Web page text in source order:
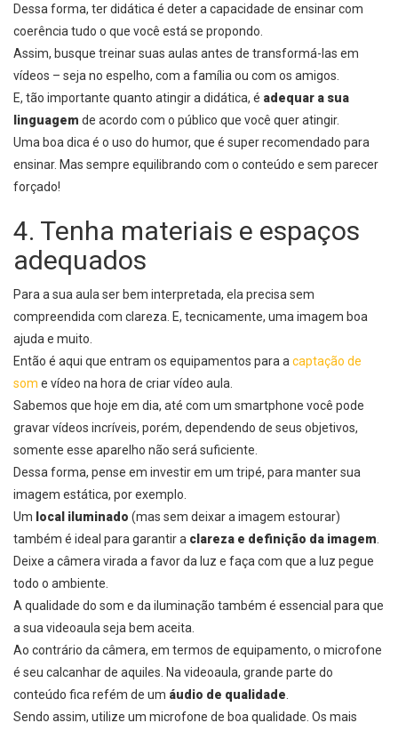
Dessa forma, ter didática é deter a capacidade de ensinar com
coerência tudo o que você está se propondo.
Assim, busque treinar suas aulas antes de transformá-las em
vídeos – seja no espelho, com a família ou com os amigos.
E, tão importante quanto atingir a didática, é adequar a sua
linguagem de acordo com o público que você quer atingir.
Uma boa dica é o uso do humor, que é super recomendado para
ensinar. Mas sempre equilibrando com o conteúdo e sem parecer
forçado!
4. Tenha materiais e espaços
adequados
Para a sua aula ser bem interpretada, ela precisa sem
compreendida com clareza. E, tecnicamente, uma imagem boa
ajuda e muito.
Então é aqui que entram os equipamentos para acaptação de
som e vídeo na hora de criar vídeo aula.
Sabemos que hoje em dia, até com um smartphone você pode
gravar vídeos incríveis, porém, dependendo de seus objetivos,
somente esse aparelho não será suficiente.
Dessa forma, pense em investir em um tripé, para manter sua
imagem estática, por exemplo.
Um local iluminado (mas sem deixar a imagem estourar)
também é ideal para garantir a clareza e definição da imagem.
Deixe a câmera virada a favor da luz e faça com que a luz pegue
todo o ambiente.
A qualidade do som e da iluminação também é essencial para que
a sua videoaula seja bem aceita.
Ao contrário da câmera, em termos de equipamento, o microfone
é seu calcanhar de aquiles. Na videoaula, grande parte do
conteúdo fica refém de um áudio de qualidade.
Sendo assim, utilize um microfone de boa qualidade. Os mais